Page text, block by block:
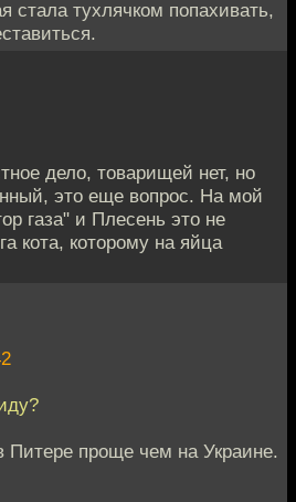
стала тухлячком попахивать,
дело, товарищей нет, но
это еще вопрос. На мой
газа" и Плесень это не
кота, которому на яйца
проще чем на Украине.